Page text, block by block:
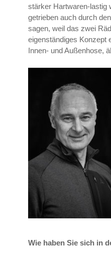
stärker Hartwaren-lastig
getrieben auch durch
sagen, weil das zwei
eigenständiges Konzept
Innen- und Außenhose,
Wie haben Sie sich in